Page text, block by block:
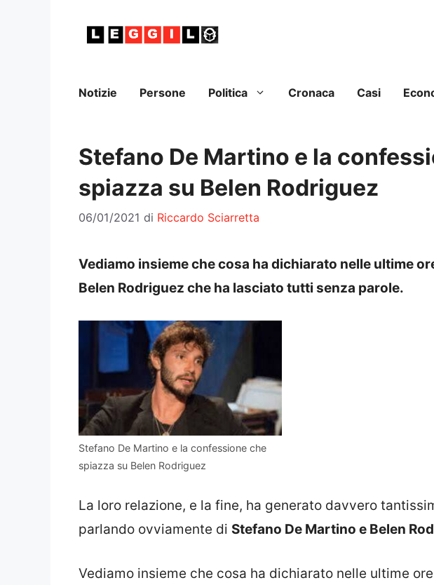
Notizie Persone Politica Cronaca Casi
Stefano De Martino e la
spiazza su Belen Rodriguez
06/01/2021 di Riccardo Sciarretta
Vediamo insieme che cosa ha dichiarato nelle ultime
Belen Rodriguez che ha lasciato tutti senza parole.
Stefano De Martino e la confessione che
spiazza su Belen Rodriguez
La loro relazione, e la fine, ha generato davvero
parlando ovviamente di Stefano De Martino e Belen
Vediamo insieme che cosa ha dichiarato nelle ultime